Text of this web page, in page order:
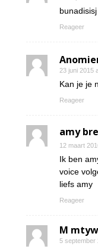
Reageer
23 juni 2015
Kan je je
Reageer
amy
12 maart
Ik ben
voice
liefs amy
Reageer
M
5 september